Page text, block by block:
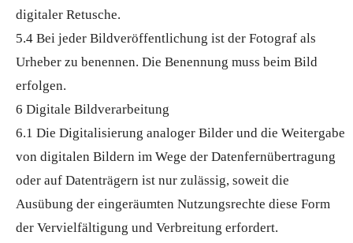
digitaler Retusche.
5.4 Bei jeder Bildveröffentlichung ist der Fotograf als
Urheber zu benennen. Die Benennung muss beim Bild
erfolgen.
6 Digitale Bildverarbeitung
6.1 Die Digitalisierung analoger Bilder und die Weitergabe
von digitalen Bildern im Wege der Datenfernübertragung
oder auf Datenträgern ist nur zulässig, soweit die
Ausübung der eingeräumten Nutzungsrechte diese Form
der Vervielfältigung und Verbreitung erfordert.